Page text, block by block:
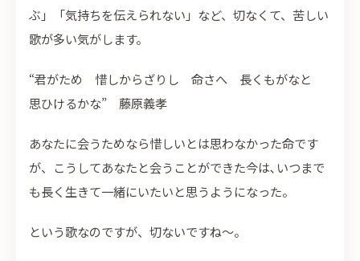
ぶ」「気持ちを伝えられない」など、切なくて、苦しい
歌が多い気がします。
“君がため 惜しからざりし 命さへ 長くもがなと
思ひけるかな” 藤原義孝
あなたに会うためなら惜しいとは思わなかった命です
が、こうしてあなたと会うことができた今は､いつまで
も長く生きて一緒にいたいと思うようになった。
という歌なのですが、切ないですね～。